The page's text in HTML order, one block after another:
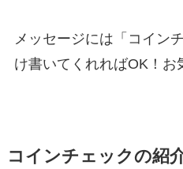
メッセージには「コイン
け書いてくれればOK！お
コインチェックの紹